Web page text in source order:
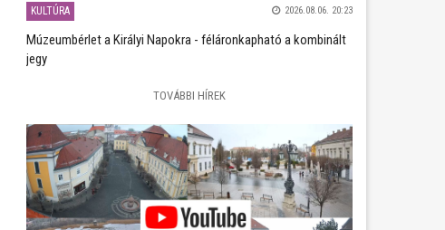
KULTÚRA 2026.08.06. 20:23
Múzeumbérlet a Királyi Napokra - féláronkapható a kombinált
jegy
TOVÁBBI HÍREK